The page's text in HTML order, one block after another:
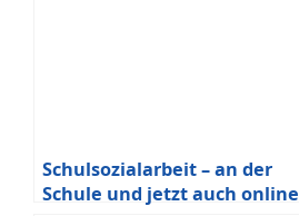
Schulsozialarbeit – an der
Schule und jetzt auch online